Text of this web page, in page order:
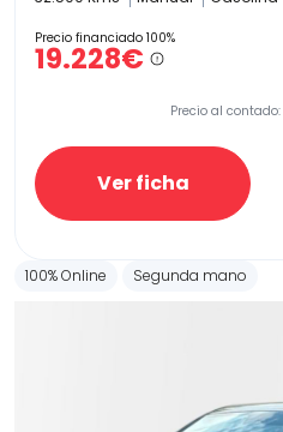
Precio financiado 100%
19.228€
Precio al contado:
Ver ficha
100% Online Segunda mano